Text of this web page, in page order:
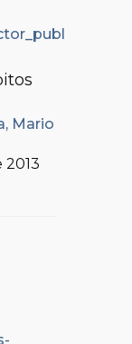
Mario
2013